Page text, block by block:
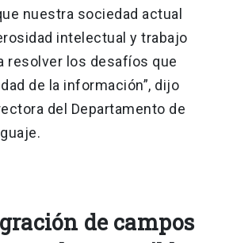
nuestra sociedad actual
intelectual y trabajo
resolver los desafíos que
de la información”, dijo
del Departamento de
de campos